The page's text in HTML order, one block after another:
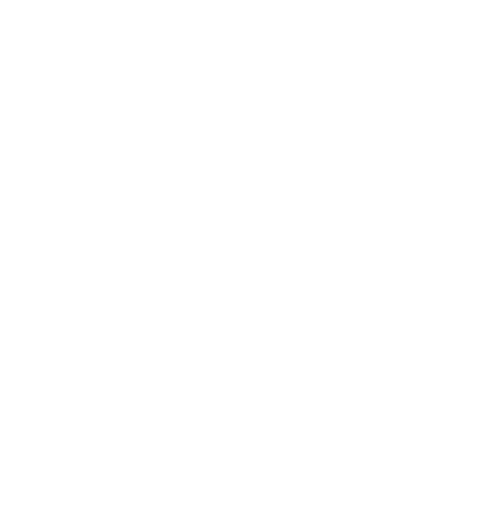
Rindfleisch zubereitet.
hat ein würziges, duftendes Aroma und eignet sich perfekt als